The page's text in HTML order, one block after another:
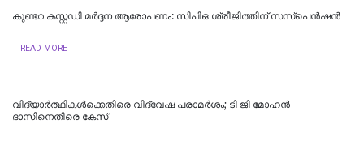
കുണ്ടറ കസ്റ്റഡി മര്‍ദ്ദന ആരോപണം: സിപിഒ ശ്രീജിത്തിന് സസ്‌പെന്‍ഷന്‍
READ MORE
വിദ്യാര്‍ത്ഥികള്‍ക്കെതിരെ വിദ്വേഷ പരാമര്‍ശം; ടി ജി മോഹന്‍
ദാസിനെതിരെ കേസ്